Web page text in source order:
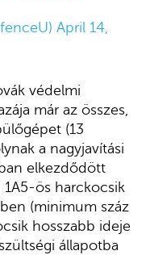
April 14,
védelmi
már az összes,
(13
a nagyjavítási
elkezdődött
ös harckocsik
(minimum száz
hosszabb ideje
állapotba